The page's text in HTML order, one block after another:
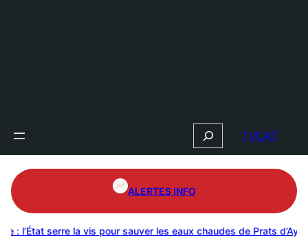
Search TVCAT
ALERTES INFO
serre la vis pour sauver les eaux chaudes de Prats d’Aygues